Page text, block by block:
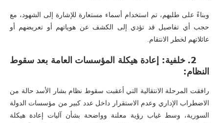
وبناءً على طلبهم، تم استخدام أسماء مستعارة للإشارة إلى الشهود، مع
حجب أي تفاصيل قد تؤدي إلى الكشف عن هوياتهم أو تعريضهم أو
عائلاتهم لخطر الانتقام.
2. خلفية: إعادة هيكلة المؤسسات العامة بعد سقوط
النظام:
رافقت المرحلة الانتقالية التي أعقبت سقوط نظام بشار الأسد حالة من
الاضطراب الإداري وعدم الاستقرار داخل عدد كبير من مؤسسات الدولة
السورية، وسط غياب رؤية معلنة وواضحة بشأن آليات إعادة هيكلة